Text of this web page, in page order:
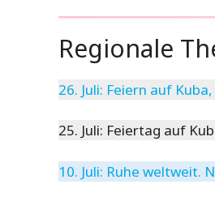
Regionale
26. Juli: Feiern auf
25. Juli: Feiertag auf
10. Juli: Ruhe weltweit.